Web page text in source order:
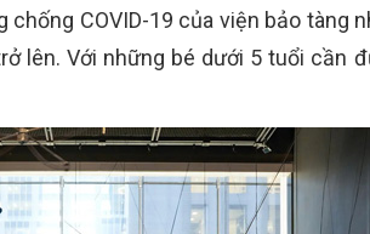
COVID-19 của viện bảo tàng
lên. Với những bé dưới 5 tuổi cần